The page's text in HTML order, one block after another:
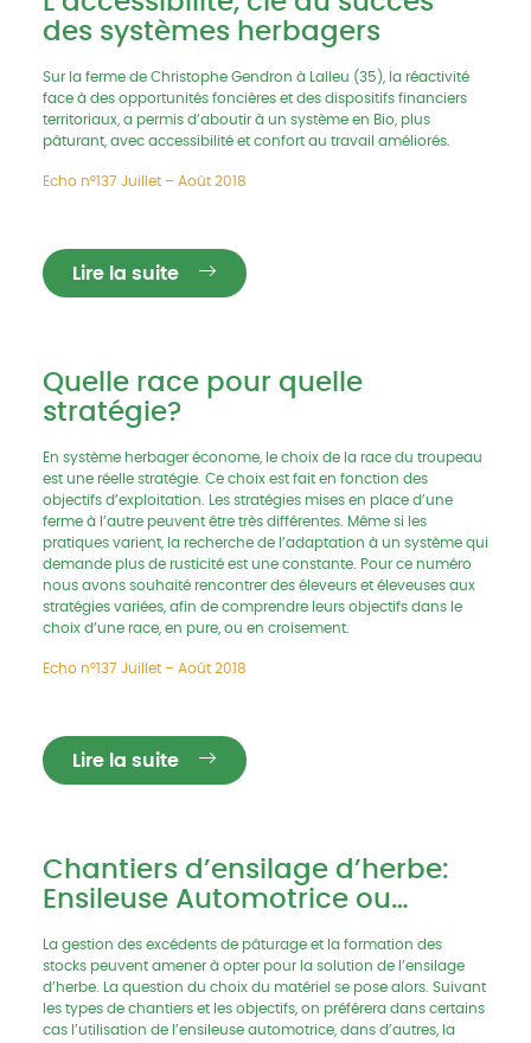
des systèmes herbagers
Sur la ferme de Christophe Gendron à Lalleu (35), la réactivité
face à des opportunités foncières et des dispositifs financiers
territoriaux, a permis d’aboutir à un système en Bio, plus
pâturant, avec accessibilité et confort au travail améliorés.
Echo n°137 Juillet – Août 2018
Lire la suite
Quelle race pour quelle
stratégie?
En système herbager économe, le choix de la race du troupeau
est une réelle stratégie. Ce choix est fait en fonction des
objectifs d’exploitation. Les stratégies mises en place d’une
ferme à l’autre peuvent être très différentes. Même si les
pratiques varient, la recherche de l’adaptation à un système qui
demande plus de rusticité est une constante. Pour ce numéro
nous avons souhaité rencontrer des éleveurs et éleveuses aux
stratégies variées, afin de comprendre leurs objectifs dans le
choix d’une race, en pure, ou en croisement.
Echo n°137 Juillet – Août 2018
Lire la suite
Chantiers d’ensilage d’herbe:
Ensileuse Automotrice ou
La gestion des excédents de pâturage et la formation des
stocks peuvent amener à opter pour la solution de l’ensilage
d’herbe. La question du choix du matériel se pose alors. Suivant
les types de chantiers et les objectifs, on préférera dans certains
cas l’utilisation de l’ensileuse automotrice, dans d’autres, la